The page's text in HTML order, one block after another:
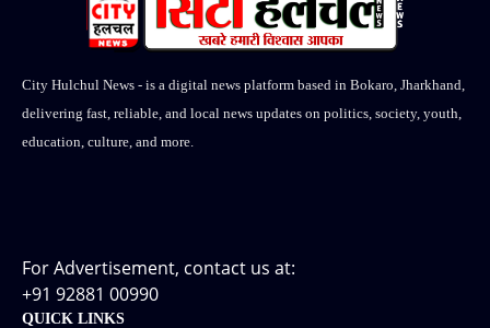
City Hulchul News - is a digital news platform based in Bokaro, Jharkhand,
delivering fast, reliable, and local news updates on politics, society, youth,
education, culture, and more.
For Advertisement, contact us at:
+91 92881 00990
QUICK LINKS